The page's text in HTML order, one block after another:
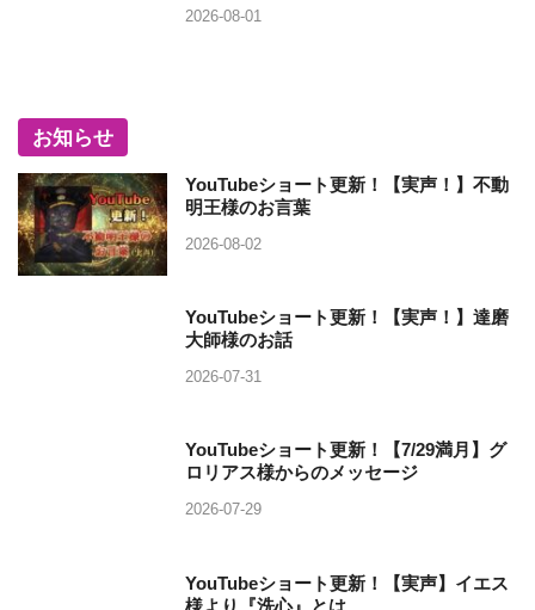
2026-08-01
お知らせ
YouTubeショート更新！【実声！】不動
明王様のお言葉
2026-08-02
YouTubeショート更新！【実声！】達磨
大師様のお話
2026-07-31
YouTubeショート更新！【7/29満月】グ
ロリアス様からのメッセージ
2026-07-29
YouTubeショート更新！【実声】イエス
様より『洗心』とは